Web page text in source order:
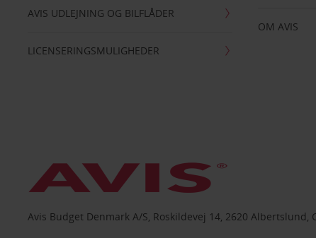
AVIS UDLEJNING OG BILFLÅDER
LICENSERINGSMULIGHEDER
OM AVIS
Avis Budget Denmark A/S, Roskildevej 14, 2620 Albertslund,